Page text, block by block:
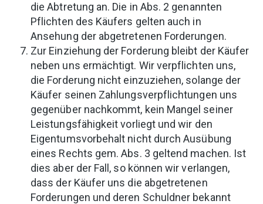
die Abtretung an. Die in Abs. 2 genannten
Pflichten des Käufers gelten auch in
Ansehung der abgetretenen Forderungen.
Zur Einziehung der Forderung bleibt der Käufer
neben uns ermächtigt. Wir verpflichten uns,
die Forderung nicht einzuziehen, solange der
Käufer seinen Zahlungsverpflichtungen uns
gegenüber nachkommt, kein Mangel seiner
Leistungsfähigkeit vorliegt und wir den
Eigentumsvorbehalt nicht durch Ausübung
eines Rechts gem. Abs. 3 geltend machen. Ist
dies aber der Fall, so können wir verlangen,
dass der Käufer uns die abgetretenen
Forderungen und deren Schuldner bekannt